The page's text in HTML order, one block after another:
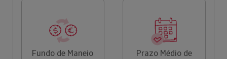
Fundo de Maneio
Prazo Médio de